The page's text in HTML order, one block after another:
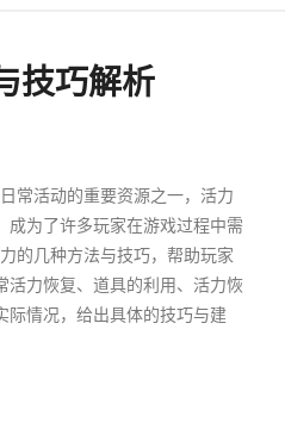
技巧解析
常活动的重要资源之一，活力
成为了许多玩家在游戏过程中需
的几种方法与技巧，帮助玩家
活力恢复、道具的利用、活力恢
际情况，给出具体的技巧与建